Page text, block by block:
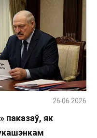
паказаў, як
26.06.2026